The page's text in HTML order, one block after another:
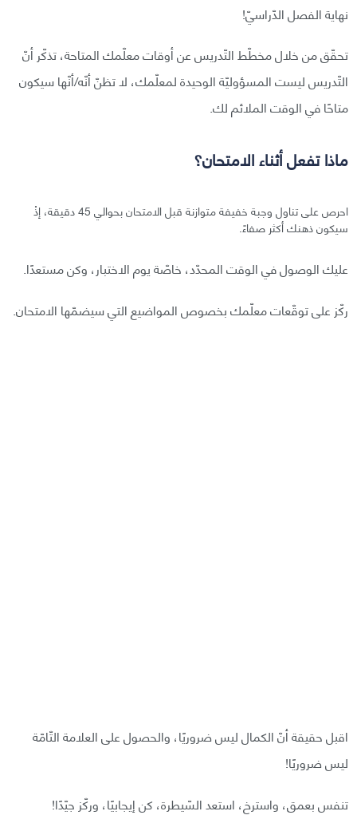
نهاية الفصل الدّراسيّ!
تحقّق من خلال مخطّط التّدريس عن أوقات معلّمك المتاحة، تذكّر أنّ
التّدريس ليست المسؤوليّة الوحيدة لمعلّمك، لا تظنّ أنّه/أنّها سيكون
متاحًا في الوقت الملائم لك.
ماذا تفعل أثناء الامتحان؟
احرص على تناول وجبة خفيفة متوازنة قبل الامتحان بحوالي 45 دقيقة، إذْ
سيكون ذهنك أكثر صفاءً.
عليك الوصول في الوقت المحدّد، خاصّة يوم الاختبار، وكن مستعدًا.
ركّز على توقّعات معلّمك بخصوص المواضيع التي سيضمّها الامتحان.
اقبل حقيقة أنّ الكمال ليس ضروريًا، والحصول على العلامة التّامّة
ليس ضروريًا!
تنفس بعمق، واسترخ، استعد السّيطرة، كن إيجابيًا، وركّز جيّدًا!